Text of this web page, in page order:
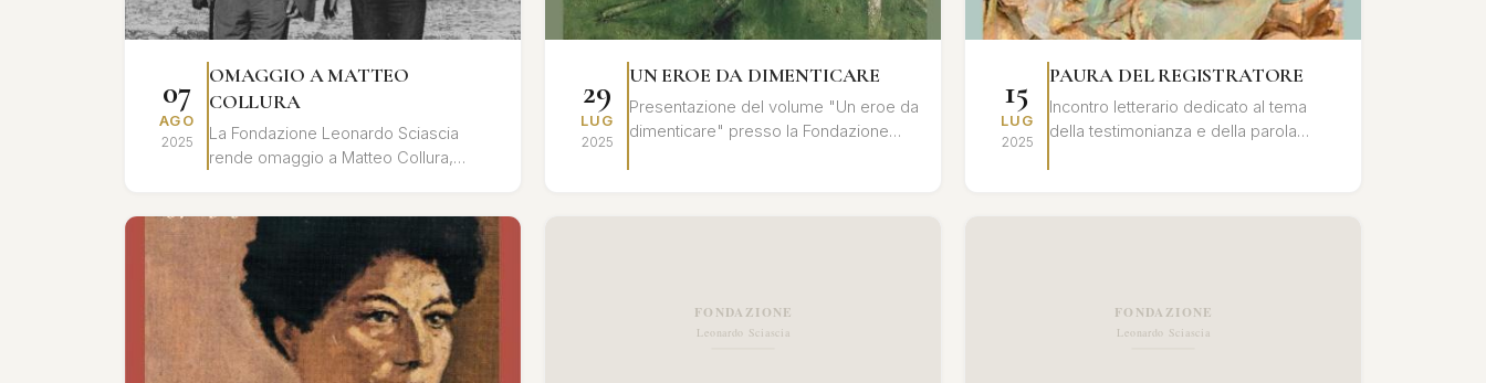
07
AGO
2025
OMAGGIO A MATTEO
COLLURA
La Fondazione Leonardo Sciascia
rende omaggio a Matteo Collura,
studi e ri...
29
LUG
2025
UN EROE DA DIMENTICARE
Presentazione del volume "Un eroe da
dimenticare" presso la Fondazione
15
LUG
2025
PAURA DEL REGISTRATORE
Incontro letterario dedicato al tema
della testimonianza e della parola